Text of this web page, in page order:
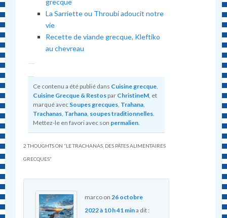
La Sarriette ou Throubi adoucit notre
vie
Recette de viande grecque, Kleftiko
au chevreau
Ce contenu a été publié dans Cuisine grecque,
Cuisine Grecque & Restos par ChristineM, et
marqué avec Soupes grecques, Trahana,
Trachanas, Tarhana, soupes traditionnelles.
Mettez-le en favori avec son permalien.
2 THOUGHTS ON “LE TRACHANAS, DES PÂTES ALIMENTAIRES
GRECQUES”
marcoon 26 octobre
2022 à 10 h 41 mina dit :